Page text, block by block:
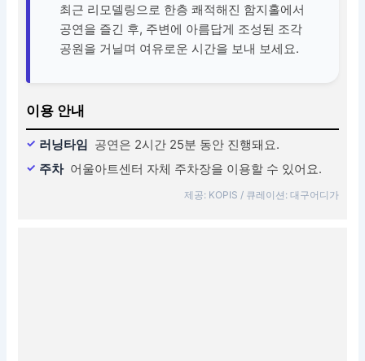
최근 리모델링으로 한층 쾌적해진 함지홀에서
공연을 즐긴 후, 주변에 아름답게 조성된 조각
공원을 거닐며 여유로운 시간을 보내 보세요.
이용 안내
러닝타임 공연은 2시간 25분 동안 진행돼요.
주차 어울아트센터 자체 주차장을 이용할 수 있어요.
제공: KOPIS / 큐레이션: 대구어디가